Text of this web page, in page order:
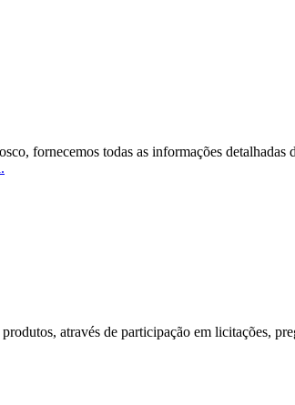
fornecemos todas as informações
através de participação em licitações,